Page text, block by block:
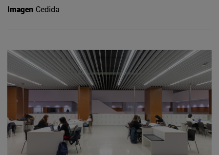
Imagen Cedida